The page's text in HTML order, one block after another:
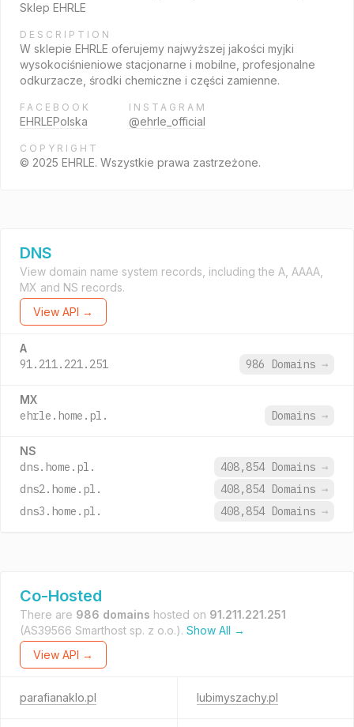
Sklep EHRLE
DESCRIPTION
W sklepie EHRLE oferujemy najwyższej jakości myjki
wysokociśnieniowe stacjonarne i mobilne, profesjonalne
odkurzacze, środki chemiczne i części zamienne.
FACEBOOK
EHRLEPolska
INSTAGRAM
@ehrle_official
COPYRIGHT
© 2025 EHRLE. Wszystkie prawa zastrzeżone.
DNS
View domain name system records, including the A, AAAA,
MX and NS records.
View API →
A
91.211.221.251 986 Domains →
MX
ehrle.home.pl. Domains →
NS
dns.home.pl. 408,854 Domains →
dns2.home.pl.
408,854 Domains →
dns3.home.pl.
408,854 Domains →
Co-Hosted
There are 986 domains hosted on 91.211.221.251
(AS39566 Smarthost sp. z o.o.). Show All →
View API →
parafianaklo.pl lubimyszachy.pl